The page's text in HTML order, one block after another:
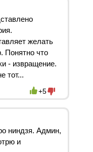
желать
Понятно что
- извращение.
тот...
+5
ниндзя. Админ,
и